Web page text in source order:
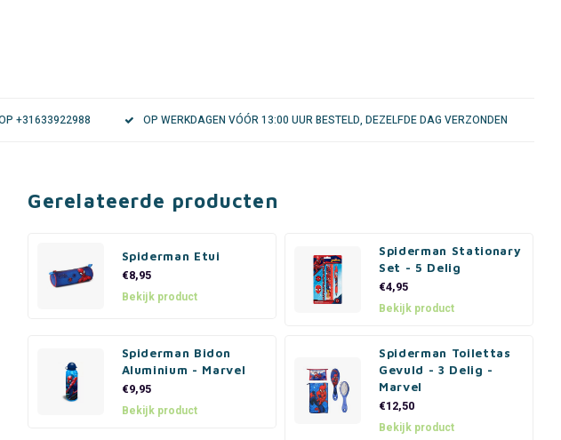
+31633922988 OP WERKDAGEN VÓÓR 13:00 UUR BESTELD, DEZELFDE DAG VERZONDEN
Gerelateerde producten
Spiderman Etui
€8,95
Bekijk product
Spiderman Stationary
Set - 5 Delig
€4,95
Bekijk product
Spiderman Bidon
Aluminium - Marvel
€9,95
Bekijk product
Spiderman Toilettas
Gevuld - 3 Delig -
Marvel
€12,50
Bekijk product